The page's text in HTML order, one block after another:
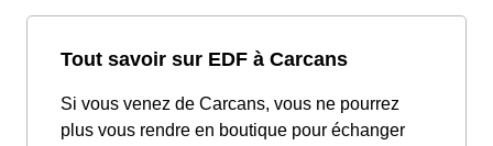
Tout savoir sur EDF à Carcans
Si vous venez de Carcans, vous ne pourrez
plus vous rendre en boutique pour échanger